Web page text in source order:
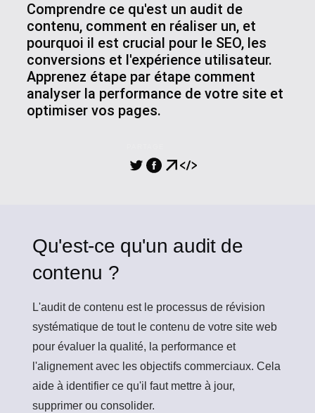
Comprendre ce qu'est un audit de
contenu, comment en réaliser un, et
pourquoi il est crucial pour le SEO, les
conversions et l'expérience utilisateur.
Apprenez étape par étape comment
analyser la performance de votre site et
optimiser vos pages.
Qu'est-ce qu'un audit de
contenu ?
L'audit de contenu est le processus de révision
systématique de tout le contenu de votre site web
pour évaluer la qualité, la performance et
l'alignement avec les objectifs commerciaux. Cela
aide à identifier ce qu'il faut mettre à jour,
supprimer ou consolider.